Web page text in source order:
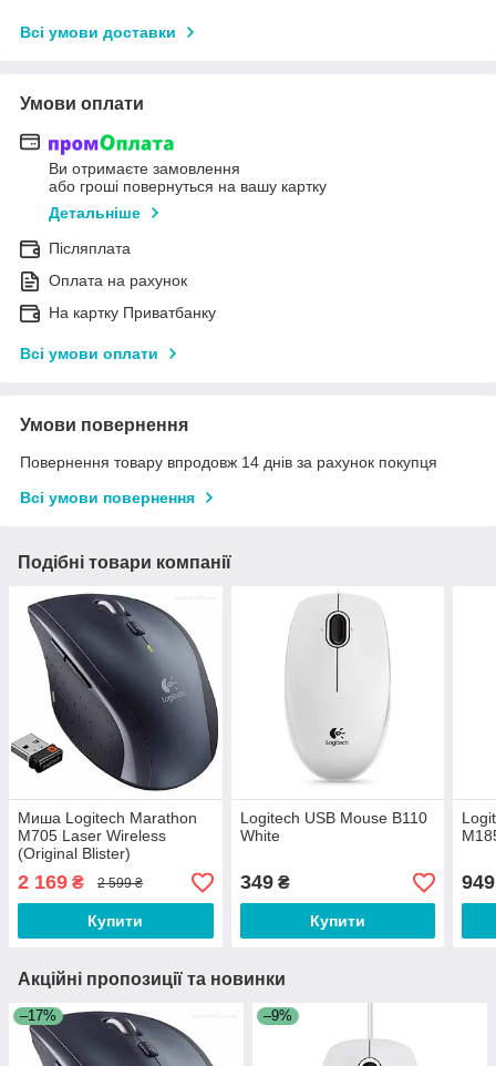
Всі умови доставки
Умови оплати
Ви отримаєте замовлення
або гроші повернуться на вашу картку
Детальніше
Післяплата
Оплата на рахунок
На картку Приватбанку
Всі умови оплати
Умови повернення
Повернення товару впродовж 14 днів за рахунок покупця
Всі умови повернення
Подібні товари компанії
Миша Logitech Marathon
M705 Laser Wireless
(Original Blister)
2 169 ₴ 2 599 ₴
Купити
Logitech USB Mouse B110
White
349₴
Купити
949
Акційні пропозиції та новинки
–17% –9%